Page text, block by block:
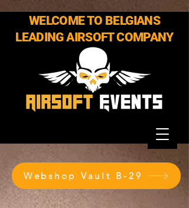
WELCOME TO BELGIANS
LEADING AIRSOFT COMPANY
Webshop Vault B-29